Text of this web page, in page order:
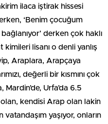
ilaca iştirak hissesi
‘Benim çocuğum
derken çok haklı
lisanı o denli yanlış
Araplara, Arapçaya
değerli bir kısmını çok
Urfa’da 6.5
kendisi Arap olan lakin
yaşıyor, onların